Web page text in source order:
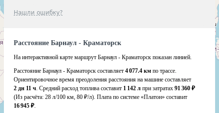
Нашли ошибку?
Расстояние Барнаул - Краматорск
На интерактивной карте маршрут Барнаул - Краматорск показан линией.
Расстояние Барнаул - Краматорск составляет 4 077.4 км по трассе.
Ориентировочное время преодоления расстояния на машине составляет
2 дн 11 ч. Средний расход топлива составит 1 142 л при затратах 91 360 ₽
(Из расчёта: 28 л/100 км, 80 ₽/л). Плата по системе «Платон» составит
16 945 ₽.